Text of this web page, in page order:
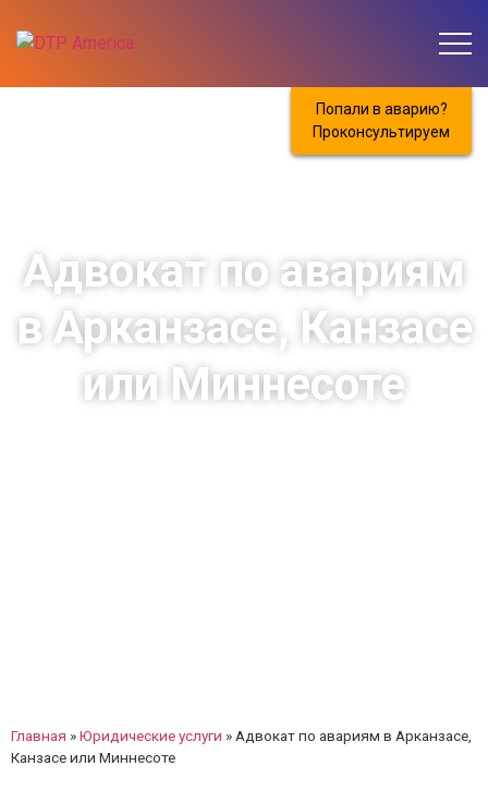
Попали в аварию?
Проконсультируем
Адвокат по авариям
в Арканзасе, Канзасе
или Миннесоте
Главная »Юридические услуги » Адвокат по авариям в Арканзасе,
Канзасе или Миннесоте